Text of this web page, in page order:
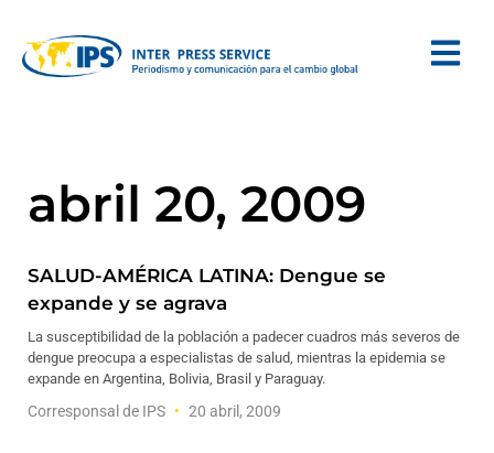
abril 20, 2009
SALUD-AMÉRICA LATINA: Dengue se
expande y se agrava
La susceptibilidad de la población a padecer cuadros más severos de
dengue preocupa a especialistas de salud, mientras la epidemia se
expande en Argentina, Bolivia, Brasil y Paraguay.
Corresponsal de IPS 20 abril, 2009